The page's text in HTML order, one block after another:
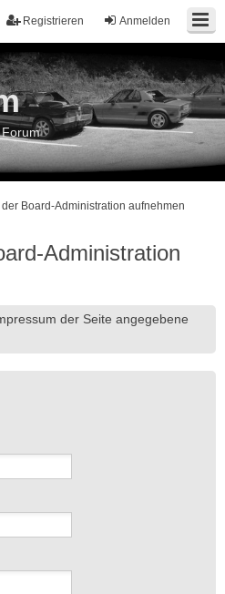
Anmelden
Registrieren
der Board-Administration aufnehmen
Administration
der Seite angegebene